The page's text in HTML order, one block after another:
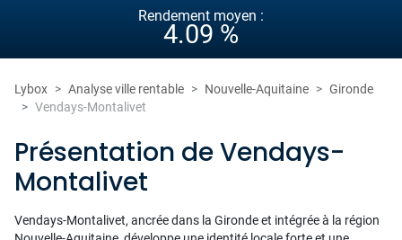
Rendement moyen :
4.09 %
Lybox Analyse ville rentable Nouvelle-Aquitaine
Gironde
Vendays-Montalivet
Présentation de Vendays-
Montalivet
Vendays-Montalivet, ancrée dans la Gironde et intégrée à la région